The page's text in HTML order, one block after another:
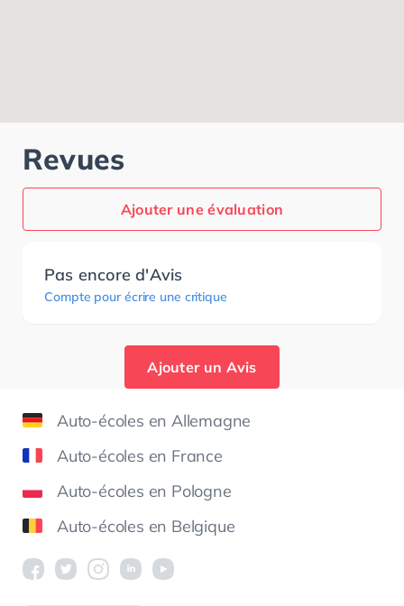
Revues
Ajouter une évaluation
Pas encore d'Avis
Compte pour écrire une critique
Ajouter un Avis
Auto-écoles en Allemagne
Auto-écoles en France
Auto-écoles en Pologne
Auto-écoles en Belgique